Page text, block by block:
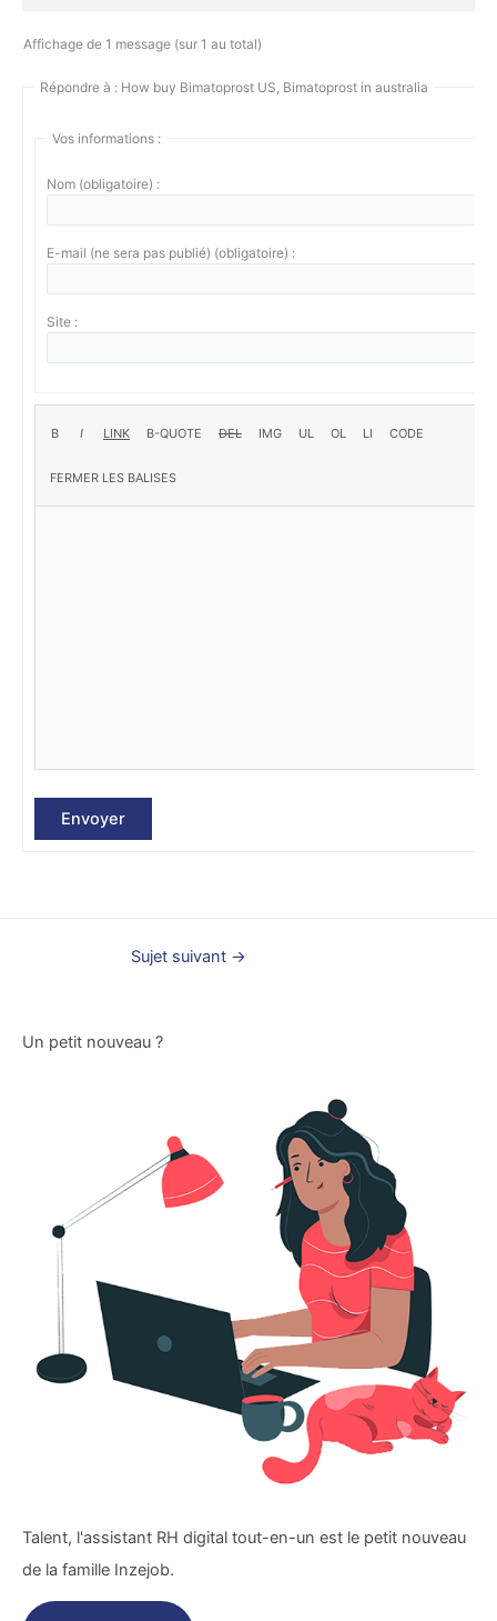
Affichage de 1 message (sur 1 au total)
Répondre à : How buy Bimatoprost US, Bimatoprost in australia
Vos informations :
Nom (obligatoire) :
E-mail (ne sera pas publié) (obligatoire) :
Site :
Envoyer
Sujet suivant →
Un petit nouveau ?
Talent, l'assistant RH digital tout-en-un est le petit nouveau
de la famille Inzejob.